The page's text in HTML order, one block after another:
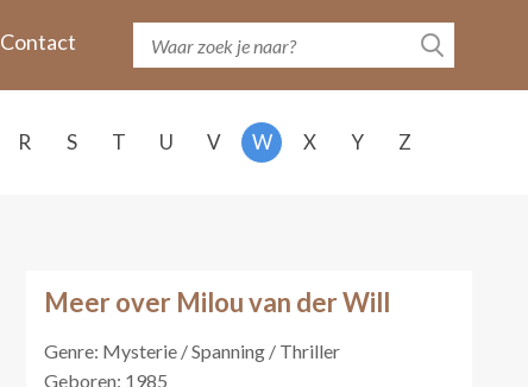
Contact
R S T U V W X Y Z
Meer over Milou van der Will
Genre: Mysterie / Spanning / Thriller
Geboren: 1985